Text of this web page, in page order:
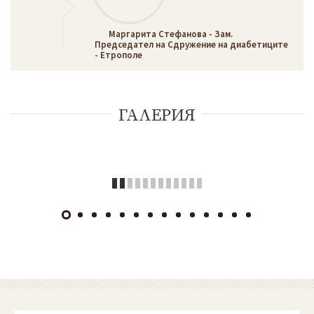
Маргарита Стефанова - Зам.
Председател на Сдружение на диабетиците
- Етрополе
ГАЛЕРИЯ